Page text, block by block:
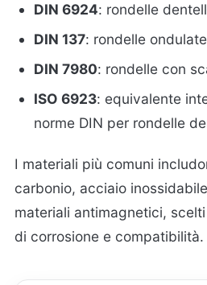
DIN 6924: rondelle
DIN 137: rondelle ondulate
DIN 7980: rondelle con
ISO 6923: equivalente
norme DIN per rondelle
I materiali più comuni
carbonio, acciaio
materiali antimagnetici,
di corrosione e compatibilità.